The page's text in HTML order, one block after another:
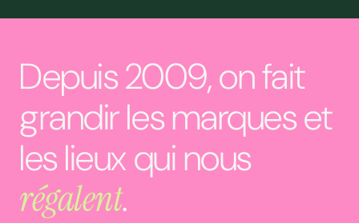
Depuis 2009, on fait
grandir les marques et
les lieux qui nous
régalent.